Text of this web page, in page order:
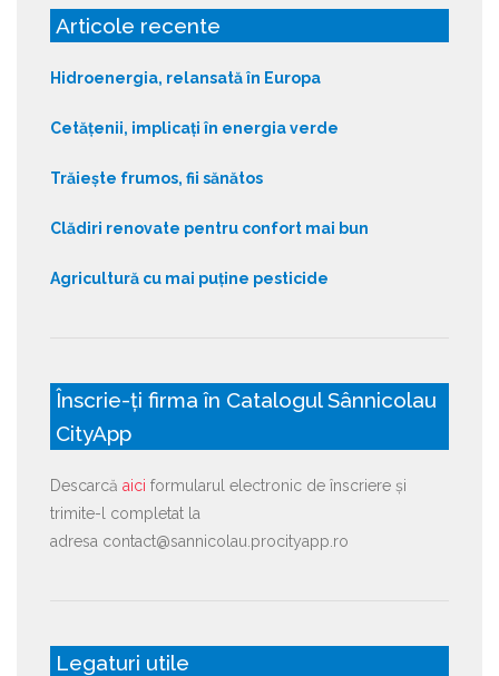
Articole recente
Hidroenergia, relansată în Europa
Cetățenii, implicați în energia verde
Trăiește frumos, fii sănătos
Clădiri renovate pentru confort mai bun
Agricultură cu mai puține pesticide
Înscrie-ți firma în Catalogul Sânnicolau
CityApp
Descarcă aici formularul electronic de înscriere și
trimite-l completat la
adresa contact@sannicolau.procityapp.ro
Legaturi utile